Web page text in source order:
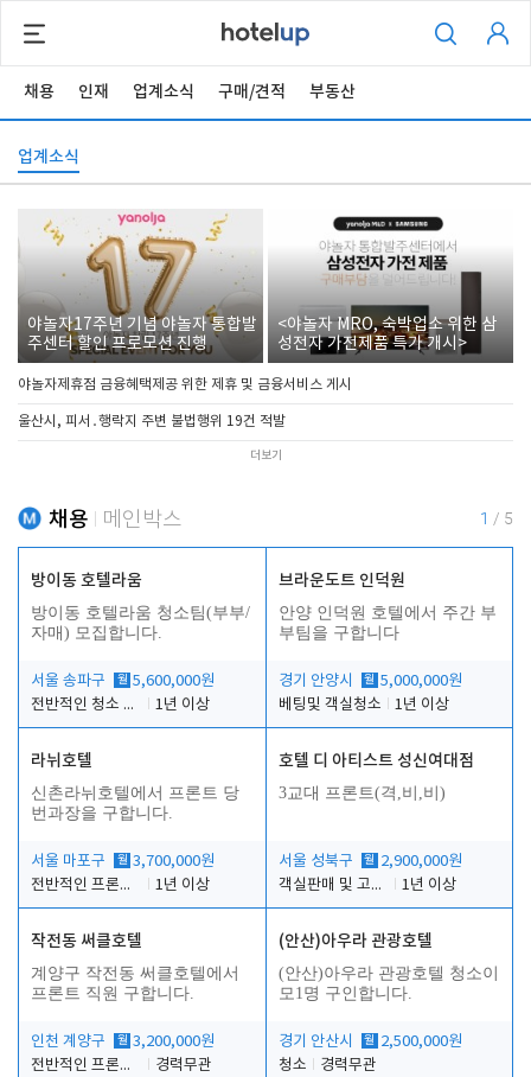
채용 인재 업계소식 구매/견적 부동산
업계소식
야놀자17주년 기념 야놀자 통합발
주센터 할인 프로모션 진행
<야놀자 MRO, 숙박업소 위한 삼
성전자 가전제품 특가 개시>
야놀자제휴점 금융혜택제공 위한 제휴 및 금융서비스 게시
울산시, 피서․행락지 주변 불법행위 19건 적발
더보기
채용 메인박스 1 / 5
방이동 호텔라움
방이동 호텔라움 청소팀(부부/
자매) 모집합니다.
서울 송파구 월 5,600,000원
전반적인 청소 업무(객실청소.객실정리)
1년 이상
브라운도트 인덕원
안양 인덕원 호텔에서 주간 부
부팀을 구합니다
경기 안양시 월 5,000,000원
베팅및 객실청소
1년 이상
라뉘호텔
신촌라뉘호텔에서 프론트 당
번과장을 구합니다.
서울 마포구 월 3,700,000원
전반적인 프론트 당번업무
1년 이상
호텔 디 아티스트 성신여대점
3교대 프론트(격,비,비)
서울 성북구 월 2,900,000원
객실판매 및 고객응대
1년 이상
작전동 써클호텔
계양구 작전동 써클호텔에서
프론트 직원 구합니다.
인천 계양구 월 3,200,000원
전반적인 프론트 업무
경력무관
(안산)아우라 관광호텔
(안산)아우라 관광호텔 청소이
모1명 구인합니다.
경기 안산시 월 2,500,000원
청소
경력무관